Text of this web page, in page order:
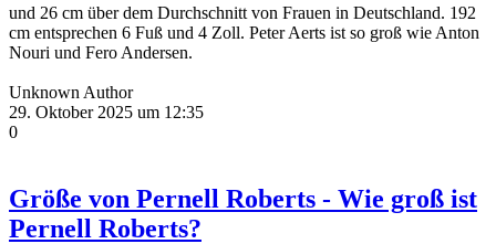
und 26 cm über dem Durchschnitt von Frauen in Deutschland. 192
cm entsprechen 6 Fuß und 4 Zoll. Peter Aerts ist so groß wie Anton
Nouri und Fero Andersen.
Unknown Author
29. Oktober 2025 um 12:35
0
Größe von Pernell Roberts - Wie groß ist
Pernell Roberts?